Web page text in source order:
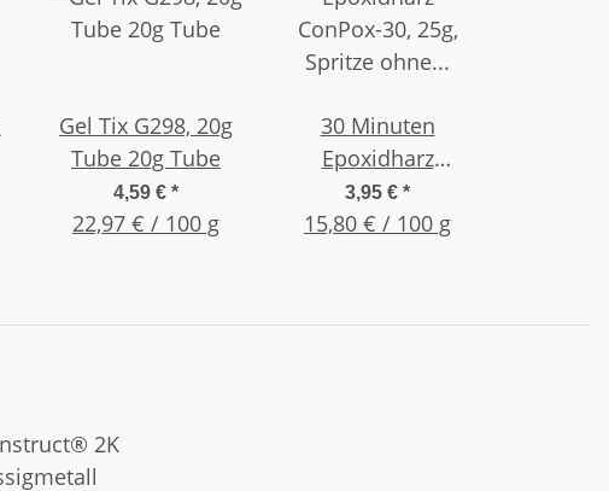
Gel Tix G298, 20g
Tube 20g Tube
4,59 € *
22,97 € / 100 g
30 Minuten
Epoxidharz
ConPox-30, 25g,
Spritze ohne
3,95 € *
15,80 € / 100 g